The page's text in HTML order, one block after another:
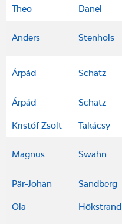
Theo Danel
Anders Stenhols
Árpád Schatz
Árpád Schatz
Kristóf Zsolt Takácsy
Magnus Swahn
Pär-Johan Sandberg
Ola Hökstrand